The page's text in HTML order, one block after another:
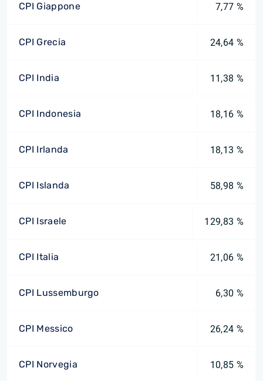
CPI Giappone 7,77 %
CPI Grecia 24,64 %
CPI India 11,38 %
CPI Indonesia 18,16 %
CPI Irlanda 18,13 %
CPI Islanda 58,98 %
CPI Israele 129,83 %
CPI Italia 21,06 %
CPI Lussemburgo 6,30 %
CPI Messico 26,24 %
CPI Norvegia 10,85 %